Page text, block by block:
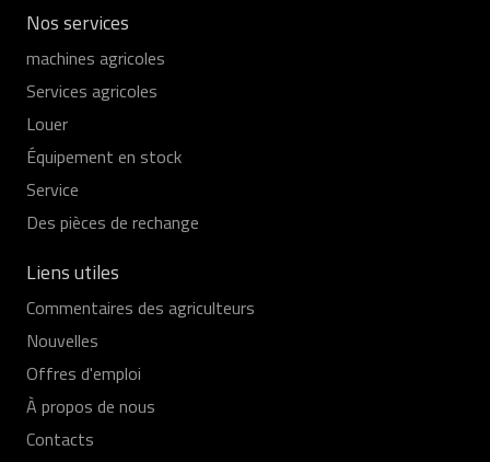
Nos services
machines agricoles
Services agricoles
Louer
Équipement en stock
Service
Des pièces de rechange
Liens utiles
Commentaires des agriculteurs
Nouvelles
Offres d'emploi
À propos de nous
Contacts